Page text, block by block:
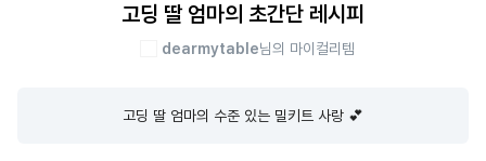
고딩 딸 엄마의 초간단 레시피
dearmytable님의 마이컬리템
고딩 딸 엄마의 수준 있는 밀키트 사랑 💕